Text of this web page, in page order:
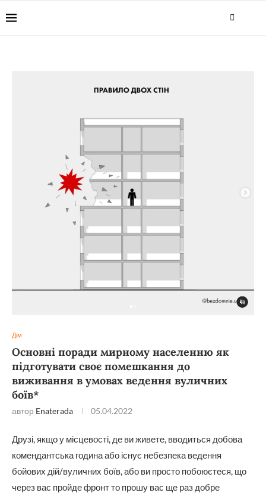
Дім
Основні поради мирному населенню як
підготувати своє помешкання до
виживання в умовах ведення вуличних
боїв*
автор Enaterada 05.04.2022
Друзі, якщо у місцевості, де ви живете, вводиться добова
комендантська година або існує небезпека ведення
бойових дій/вуличних боїв, або ви просто побоюєтеся, що
через вас пройде фронт то прошу вас ще раз добре